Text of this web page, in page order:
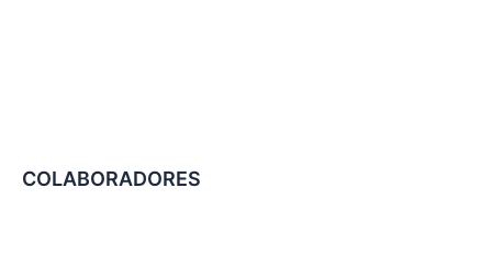
COLABORADORES